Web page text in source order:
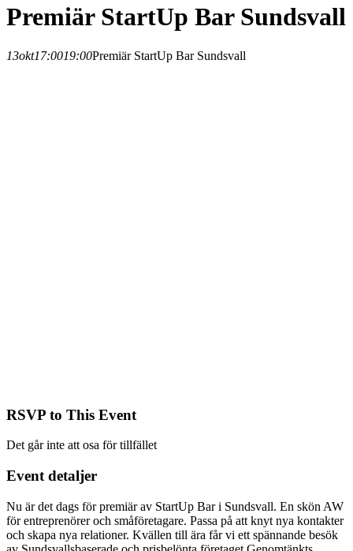
Premiär StartUp Bar Sundsvall
13okt17:0019:00Premiär StartUp Bar Sundsvall
RSVP to This Event
Det går inte att osa för tillfället
Event detaljer
Nu är det dags för premiär av StartUp Bar i Sundsvall. En skön AW
för entreprenörer och småföretagare. Passa på att knyt nya kontakter
och skapa nya relationer. Kvällen till ära får vi ett spännande besök